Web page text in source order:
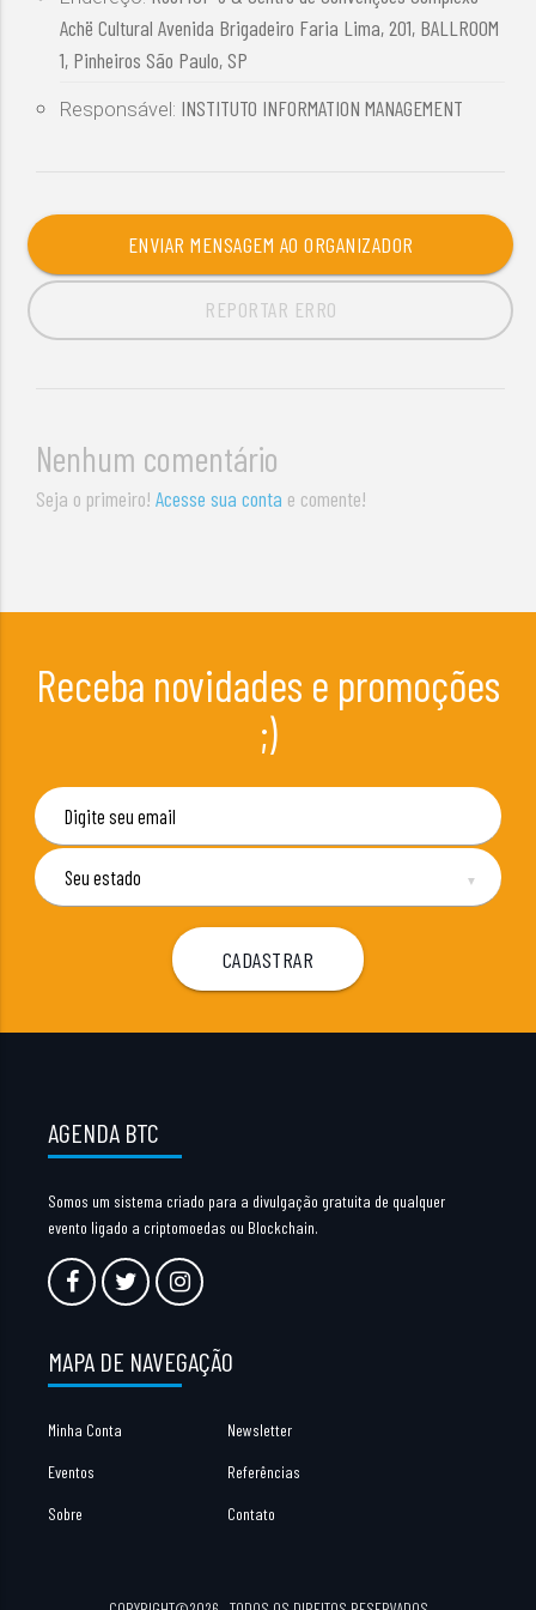
Achë Cultural Avenida Brigadeiro Faria Lima, 201, BALLROOM
1, Pinheiros São Paulo, SP
Responsável: INSTITUTO INFORMATION MANAGEMENT
ENVIAR MENSAGEM AO ORGANIZADOR
REPORTAR ERRO
Nenhum comentário
Seja o primeiro!Acesse sua conta e comente!
Receba novidades e promoções
;)
▼
AGENDA BTC
Somos um sistema criado para a divulgação gratuita de qualquer
evento ligado a criptomoedas ou Blockchain.
MAPA DE NAVEGAÇÃO
Minha Conta Newsletter
Eventos Referências
Sobre Contato